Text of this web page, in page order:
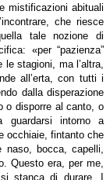
mistificazioni abituali
che riesce
tale nozione di
«per “pazienza”
stagioni, ma l’altra,
all’erta, con tutti i
dalla disperazione
o disporre al canto, o
guardarsi intorno a
occhiaie, fintanto che
naso, bocca, capelli,
Questo era, per me,
stanca di durare. I